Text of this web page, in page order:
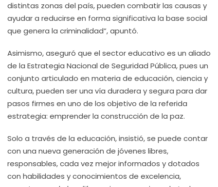
distintas zonas del país, pueden combatir las causas y
ayudar a reducirse en forma significativa la base social
que genera la criminalidad”, apuntó.
Asimismo, aseguró que el sector educativo es un aliado
de la Estrategia Nacional de Seguridad Pública, pues un
conjunto articulado en materia de educación, ciencia y
cultura, pueden ser una vía duradera y segura para dar
pasos firmes en uno de los objetivo de la referida
estrategia: emprender la construcción de la paz.
Solo a través de la educación, insistió, se puede contar
con una nueva generación de jóvenes libres,
responsables, cada vez mejor informados y dotados
con habilidades y conocimientos de excelencia,